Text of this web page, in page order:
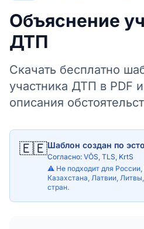
Объяснение
ДТП
Скачать бесплатно
участника ДТП в PDF
описания
🇪🇪Шаблон создан по
Согласно: VÕS, TLS, KrtS
⚠️ Не подходит для
Казахстана, Латвии,
стран.